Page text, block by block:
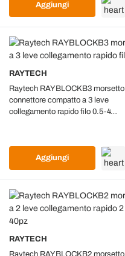
Aggiungi
RAYTECH
Raytech RAYBLOCKB3 morsetto
connettore compatto a 3 leve
collegamento rapido filo 0.5-4
Aggiungi
RAYTECH
Raytech RAYBLOCKB2 morsetto